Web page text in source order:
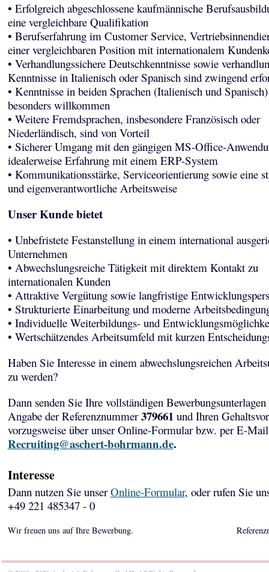
• Erfolgreich abgeschlossene kaufmännische
eine vergleichbare Qualifikation
• Berufserfahrung im Customer Service,
einer vergleichbaren Position mit internationalem
• Verhandlungssichere Deutschkenntnisse sowie
Kenntnisse in Italienisch oder Spanisch sind zwingend
• Kenntnisse in beiden Sprachen (Italienisch und
besonders willkommen
• Weitere Fremdsprachen, insbesondere Französisch oder
Niederländisch, sind von Vorteil
• Sicherer Umgang mit den gängigen MS-Office-
idealerweise Erfahrung mit einem ERP-System
• Kommunikationsstärke, Serviceorientierung sowie eine
und eigenverantwortliche Arbeitsweise
Unser Kunde bietet
• Unbefristete Festanstellung in einem international
Unternehmen
• Abwechslungsreiche Tätigkeit mit direktem Kontakt zu
internationalen Kunden
• Attraktive Vergütung sowie langfristige
• Strukturierte Einarbeitung und moderne
• Individuelle Weiterbildungs- und
• Wertschätzendes Arbeitsumfeld mit kurzen
Haben Sie Interesse in einem abwechslungsreichen
zu werden?
Dann senden Sie Ihre vollständigen Bewerbungsunterlagen
Angabe der Referenznummer379661und Ihren
vorzugsweise über unser Online-Formular bzw. per E-
Recruiting@aschert-bohrmann.de.
Interesse
Dann nutzen Sie unserOnline-Formular, oder rufen Sie
+49 221 485347 - 0
Wir freuen uns auf Ihre Bewerbung.